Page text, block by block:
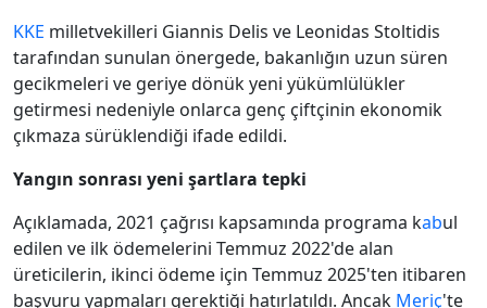
KKE milletvekilleri Giannis Delis ve Leonidas Stoltidis
tarafından sunulan önergede, bakanlığın uzun süren
gecikmeleri ve geriye dönük yeni yükümlülükler
getirmesi nedeniyle onlarca genç çiftçinin ekonomik
çıkmaza sürüklendiği ifade edildi.
Yangın sonrası yeni şartlara tepki
Açıklamada, 2021 çağrısı kapsamında programa kabul
edilen ve ilk ödemelerini Temmuz 2022'de alan
üreticilerin, ikinci ödeme için Temmuz 2025'ten itibaren
başvuru yapmaları gerektiği hatırlatıldı. Ancak Meriç'te